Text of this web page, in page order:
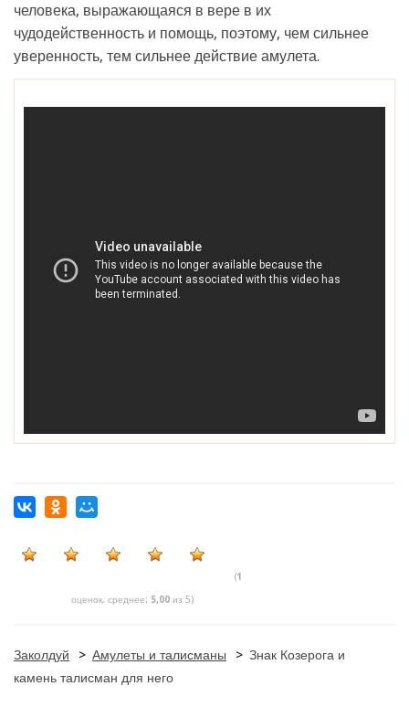
человека, выражающаяся в вере в их
чудодейственность и помощь, поэтому, чем сильнее
уверенность, тем сильнее действие амулета.
(1
оценок, среднее: 5,00 из 5)
Заколдуй > Амулеты и талисманы > Знак Козерога и
камень талисман для него